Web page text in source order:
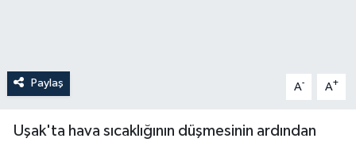
Paylaş A- A+
Uşak'ta hava sıcaklığının düşmesinin ardından